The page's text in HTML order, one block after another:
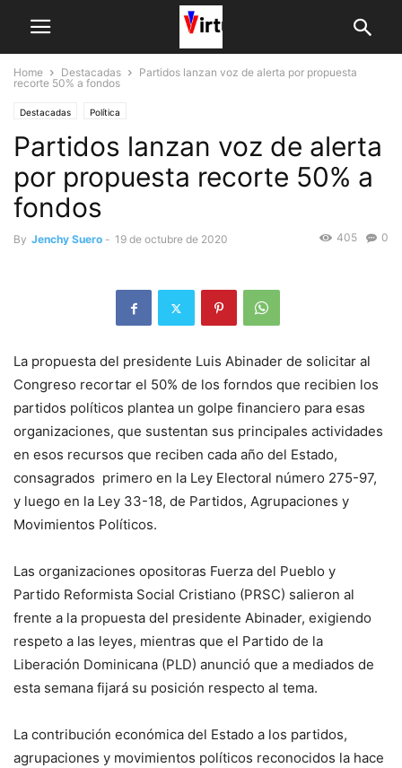
Home Destacadas
Partidos lanzan voz de alerta por propuesta
recorte 50% a fondos
Destacadas Política
Partidos lanzan voz de alerta
por propuesta recorte 50% a
fondos
By Jenchy Suero - 19 de octubre de 2020 0
405
La propuesta del presidente Luis Abinader de solicitar al
Congreso recortar el 50% de los forndos que recibien los
partidos políticos plantea un golpe financiero para esas
organizaciones, que sustentan sus principales actividades
en esos recursos que reciben cada año del Estado,
consagrados primero en la Ley Electoral número 275-97,
y luego en la Ley 33-18, de Partidos, Agrupaciones y
Movimientos Políticos.
Las organizaciones opositoras Fuerza del Pueblo y
Partido Reformista Social Cristiano (PRSC) salieron al
frente a la propuesta del presidente Abinader, exigiendo
respeto a las leyes, mientras que el Partido de la
Liberación Dominicana (PLD) anunció que a mediados de
esta semana fijará su posición respecto al tema.
La contribución económica del Estado a los partidos,
agrupaciones y movimientos políticos reconocidos la hace